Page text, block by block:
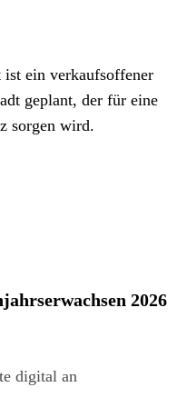
ein verkaufsoffener
geplant, der für eine
sorgen wird.
2026
digital an